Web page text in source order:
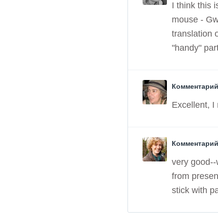
I think this
mouse -
translation
"handy"
Excellent, I
very
from
stick with